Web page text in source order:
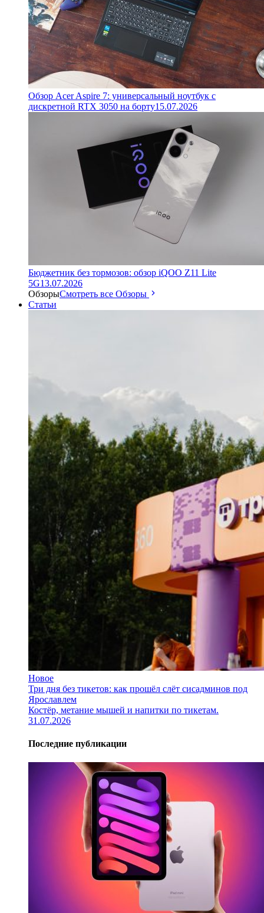
Обзор Acer Aspire 7: универсальный ноутбук с
дискретной RTX 3050 на борту15.07.2026
Бюджетник без тормозов: обзор iQOO Z11 Lite
5G13.07.2026
ОбзорыСмотреть все Обзоры
Статьи
Новое
Три дня без тикетов: как прошёл слёт сисадминов под
Ярославлем
Костёр, метание мышей и напитки по тикетам.
31.07.2026
Последние публикации